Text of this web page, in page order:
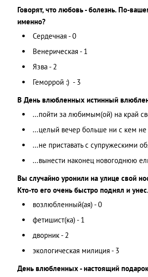
Говорят, что любовь - болезнь. По-
именно?
Сердечная - 0
Венерическая - 1
Язва - 2
Геморрой :) - 3
В День влюбленных истинный
...пойти за любимым(ой) на край
...целый вечер больше ни с кем не
...не приставать с супружескими
...вынести наконец новогоднюю
Вы случайно уронили на улице свой
Кто-то его очень быстро поднял и
возлюбленный(ая) - 0
фетишист(ка) - 1
дворник - 2
экологическая милиция - 3
День влюбленных - настоящий